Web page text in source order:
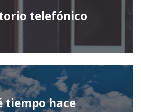
telefónico
tiempo hace